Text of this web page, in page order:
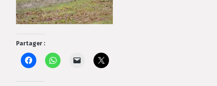
Partager :